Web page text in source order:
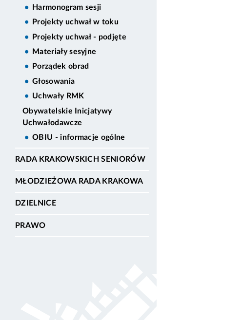
Harmonogram sesji
Projekty uchwał w toku
Projekty uchwał - podjęte
Materiały sesyjne
Porządek obrad
Głosowania
Uchwały RMK
Obywatelskie Inicjatywy
Uchwałodawcze
OBIU - informacje ogólne
RADA KRAKOWSKICH SENIORÓW
MŁODZIEŻOWA RADA KRAKOWA
DZIELNICE
PRAWO